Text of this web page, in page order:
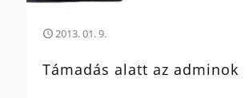
2013. 01. 9.
Támadás alatt az adminok